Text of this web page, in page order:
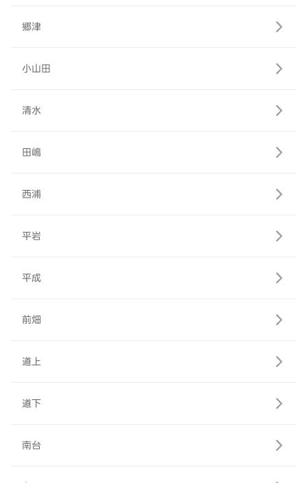
郷津
小山田
清水
田嶋
西浦
平岩
平成
前畑
道上
道下
南台